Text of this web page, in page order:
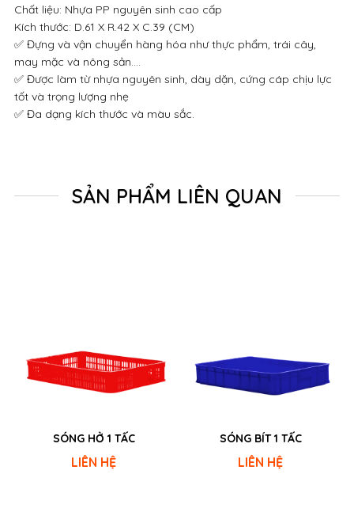
Chất liệu: Nhựa PP nguyên sinh cao cấp
Kích thước: D.61 X R.42 X C.39 (CM)
✅ Đựng và vận chuyển hàng hóa như thực phẩm, trái cây,
may mặc và nông sản....
✅ Được làm từ nhựa nguyên sinh, dày dặn, cứng cáp chịu lực
tốt và trọng lượng nhẹ
✅ Đa dạng kích thước và màu sắc.
SẢN PHẨM LIÊN QUAN
SÓNG HỞ 1 TẤC
LIÊN HỆ
SÓNG BÍT 1 TẤC
LIÊN HỆ